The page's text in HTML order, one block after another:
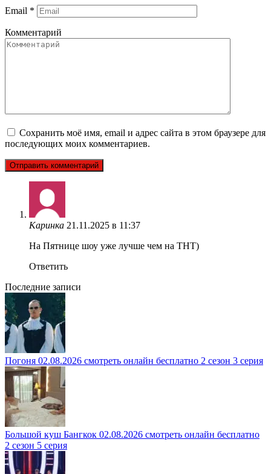
Email *
Комментарий
Сохранить моё имя, email и адрес сайта в этом браузере для
последующих моих комментариев.
Каринка 21.11.2025 в 11:37
На Пятнице шоу уже лучше чем на ТНТ)
Ответить
Последние записи
Погоня 02.08.2026 смотреть онлайн бесплатно 2 сезон 3 серия
Большой куш Бангкок 02.08.2026 смотреть онлайн бесплатно
2 сезон 5 серия